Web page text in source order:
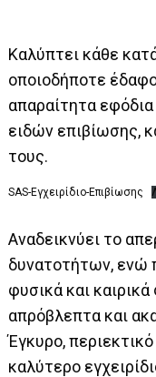
Καλύπτει κάθε
οποιοδήποτε
απαραίτητα
ειδών επιβίωσης,
τους.
SAS-Εγχειρίδιο-Επιβίωσης
Αναδεικνύει το
δυνατοτήτων, ενώ
φυσικά και καιρικά
απρόβλεπτα και
Έγκυρο,
καλύτερο